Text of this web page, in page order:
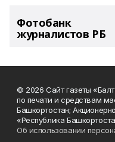
Фотобанк
журналистов РБ
© 2026 Сайт газеты
по печати и средствам
Башкортостан;
«Республика
Об использовании